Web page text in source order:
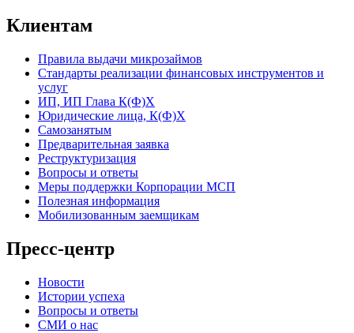
Клиентам
Правила выдачи микрозаймов
Стандарты реализации финансовых инструментов и
услуг
ИП, ИП Глава К(Ф)Х
Юридические лица, К(Ф)Х
Самозанятым
Предварительная заявка
Реструктуризация
Вопросы и ответы
Меры поддержки Корпорации МСП
Полезная информация
Мобилизованным заемщикам
Пресс-центр
Новости
Истории успеха
Вопросы и ответы
СМИ о нас